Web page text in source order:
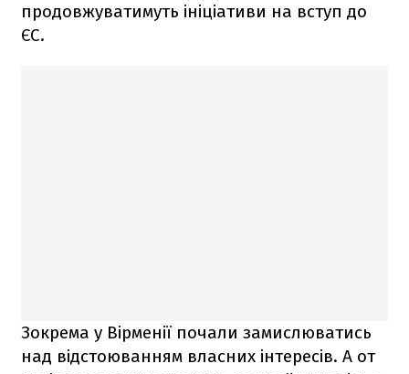
продовжуватимуть ініціативи на вступ до
ЄС.
Зокрема у Вірменії почали замислюватись
над відстоюванням власних інтересів. А от